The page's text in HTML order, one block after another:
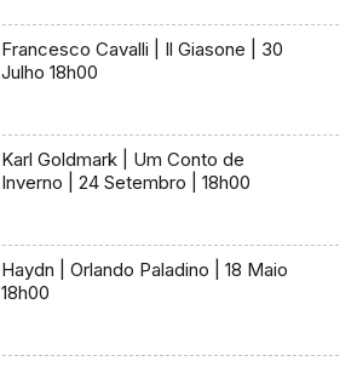
Francesco Cavalli | Il Giasone | 30
Julho 18h00
Karl Goldmark | Um Conto de
Inverno | 24 Setembro | 18h00
Haydn | Orlando Paladino | 18 Maio
18h00